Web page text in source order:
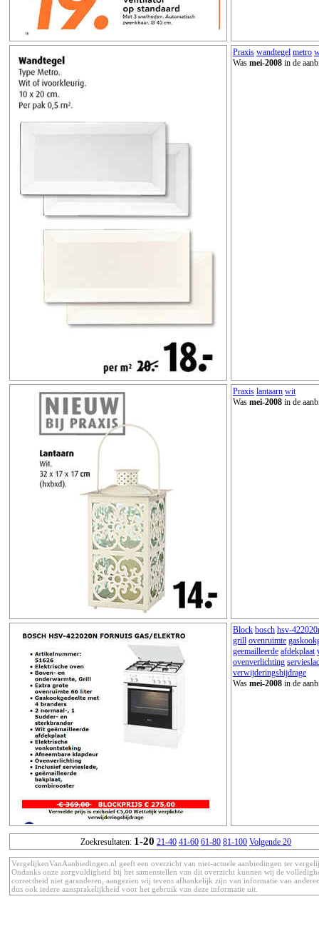
Praxis wandtegel metro
Was mei-2008 in de
Praxis lantaarn wit
Was mei-2008 in de
Block bosch hsv-
grill ovenruimte
geemailleerde afdekplaat
ovenverlichting
verwijderingsbijdrage
Was mei-2008 in de
Zoekresultaten: 1-20 21-40 41-60 61-80 81-100 Volgende 20
VergelijkenVanAanbiedingen.nl geeft een overzicht van niet-actuele aanbiedingen ter
Ondanks onze zorgvuldigheid bij het samenstellen van dit overzicht kunnen wij de
correctheid niet garanderen, aangezien wij tevens afhankelijk zijn van informatie van
dus ook iedere aansprakelijkheid voor het gebruik van deze informatie uit.